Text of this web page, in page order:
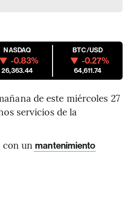
NASDAQ
-0.83%
26,363.44
BTC/USD
-0.27%
64,611.74
de este miércoles 27
servicios de la
con un mantenimiento